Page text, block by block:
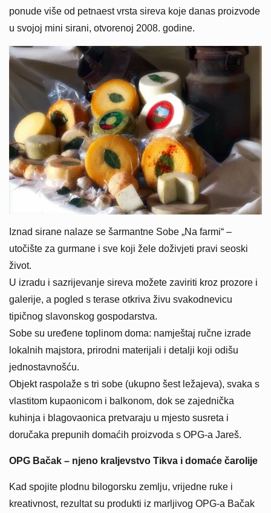
ponude više od petnaest vrsta sireva koje danas proizvode
u svojoj mini sirani, otvorenoj 2008. godine.
Iznad sirane nalaze se šarmantne Sobe „Na farmi“ –
utočište za gurmane i sve koji žele doživjeti pravi seoski
život.
U izradu i sazrijevanje sireva možete zaviriti kroz prozore i
galerije, a pogled s terase otkriva živu svakodnevicu
tipičnog slavonskog gospodarstva.
Sobe su uređene toplinom doma: namještaj ručne izrade
lokalnih majstora, prirodni materijali i detalji koji odišu
jednostavnošću.
Objekt raspolaže s tri sobe (ukupno šest ležajeva), svaka s
vlastitom kupaonicom i balkonom, dok se zajednička
kuhinja i blagovaonica pretvaraju u mjesto susreta i
doručaka prepunih domaćih proizvoda s OPG-a Jareš.
OPG Bačak – njeno kraljevstvo Tikva i domaće čarolije
Kad spojite plodnu bilogorsku zemlju, vrijedne ruke i
kreativnost, rezultat su produkti iz marljivog OPG-a Bačak